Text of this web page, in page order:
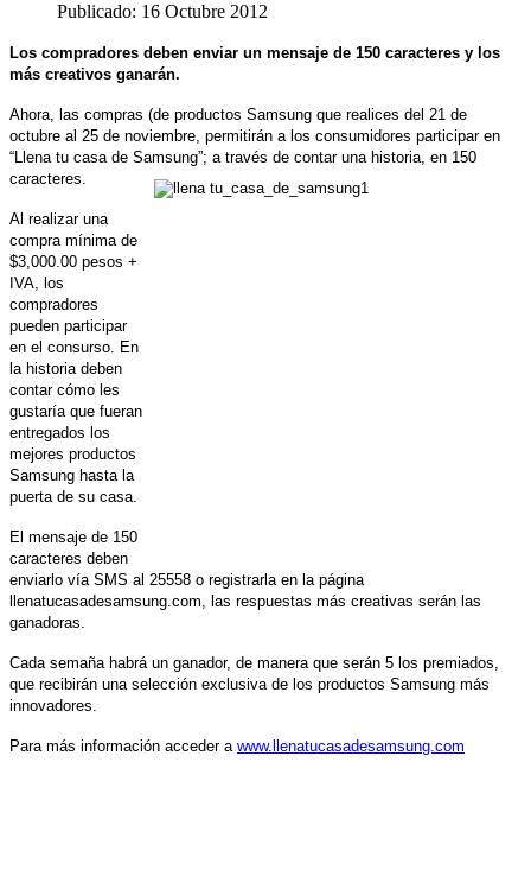
Publicado: 16 Octubre 2012
Los compradores deben enviar un mensaje de 150 caracteres y los
más creativos ganarán.
Ahora, las compras (de productos Samsung que realices del 21 de
octubre al 25 de noviembre, permitirán a los consumidores participar en
“Llena tu casa de Samsung”; a través de contar una historia, en 150
caracteres.
Al realizar una
compra mínima de
$3,000.00 pesos +
IVA, los
compradores
pueden participar
en el consurso. En
la historia deben
contar cómo les
gustaría que fueran
entregados los
mejores productos
Samsung hasta la
puerta de su casa.
El mensaje de 150
caracteres deben
enviarlo vía SMS al 25558 o registrarla en la página
llenatucasadesamsung.com, las respuestas más creativas serán las
ganadoras.
Cada semaña habrá un ganador, de manera que serán 5 los premiados,
que recibirán una selección exclusiva de los productos Samsung más
innovadores.
Para más información acceder a www.llenatucasadesamsung.com